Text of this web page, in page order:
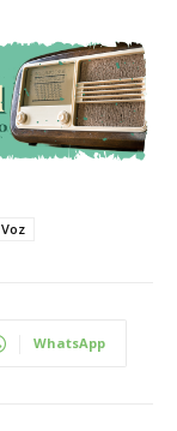
Voz
WhatsApp